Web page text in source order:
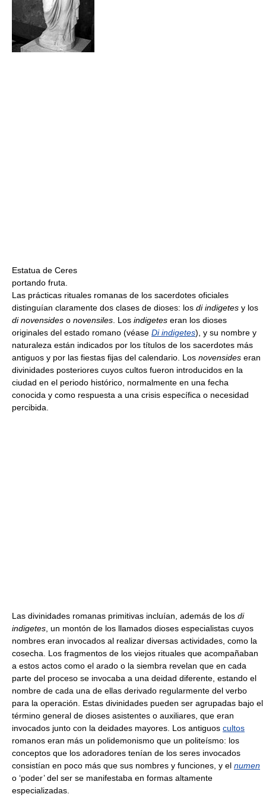
Estatua de Ceres
portando fruta.
Las prácticas rituales romanas de los sacerdotes oficiales
distinguían claramente dos clases de dioses: los di indigetes y los
di novensides o novensiles. Los indigetes eran los dioses
originales del estado romano (véase Di indigetes), y su nombre y
naturaleza están indicados por los títulos de los sacerdotes más
antiguos y por las fiestas fijas del calendario. Los novensides eran
divinidades posteriores cuyos cultos fueron introducidos en la
ciudad en el periodo histórico, normalmente en una fecha
conocida y como respuesta a una crisis específica o necesidad
percibida.
Las divinidades romanas primitivas incluían, además de los di
indigetes, un montón de los llamados dioses especialistas cuyos
nombres eran invocados al realizar diversas actividades, como la
cosecha. Los fragmentos de los viejos rituales que acompañaban
a estos actos como el arado o la siembra revelan que en cada
parte del proceso se invocaba a una deidad diferente, estando el
nombre de cada una de ellas derivado regularmente del verbo
para la operación. Estas divinidades pueden ser agrupadas bajo el
término general de dioses asistentes o auxiliares, que eran
invocados junto con la deidades mayores. Los antiguos cultos
romanos eran más un polidemonismo que un politeísmo: los
conceptos que los adoradores tenían de los seres invocados
consistían en poco más que sus nombres y funciones, y el numen
o ‘poder’ del ser se manifestaba en formas altamente
especializadas.